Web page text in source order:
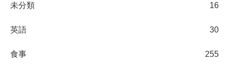
未分類 16
英語 30
食事 255